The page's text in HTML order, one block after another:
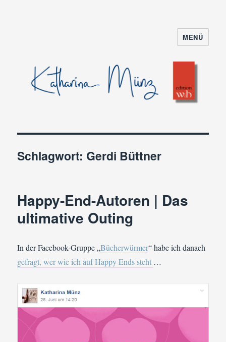
MENÜ
Schlagwort: Gerdi Büttner
Happy-End-Autoren | Das
ultimative Outing
In der Facebook-Gruppe „Bücherwürmer“ habe ich danach
gefragt, wer wie ich auf Happy Ends steht …